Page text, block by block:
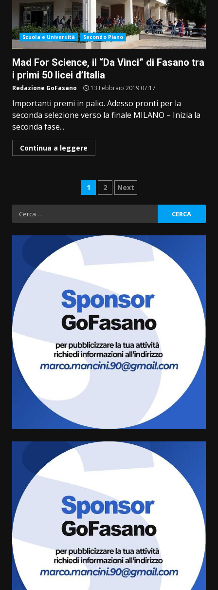
Scuola e Università Secondo Piano
Mad For Science, il “Da Vinci” di Fasano tra
i primi 50 licei d’Italia
Redazione GoFasano 13 Febbraio 2019 07:17
Importanti premi in palio. Adesso pronti per la
seconda selezione verso la finale MILANO – Inizia la
seconda fase...
Continua a leggere
Paginazione
degli
articoli
1 2 Next
Ricerca
per:
3
Fasanese ferito a colpi di arma
6 Agosto 2026 18:13
Carta d’identità: continua il piano
di aperture straordinarie del
6 Agosto 2026 14:16
Grazia Neglia, coordinatrice
cittadina di Fratelli d’Italia,
pronta a tornare in Consiglio
Cura dei beni comuni e
cittadinanza attiva: online
l’avviso per la gestione
condivisa della Villetta di
Laureto
La magia del Minareto e la prima
assoluta de “L’Albergo
Belvedere. Il rapimento”
6 Agosto 2026 06:15
“I Contestatori: Musica di
Rivoluzione”: nuovo
appuntamento con “Fasano in
Banda”